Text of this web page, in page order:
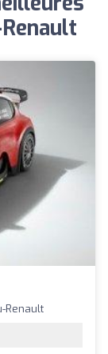
Renault